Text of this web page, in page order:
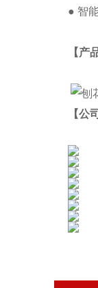
● 智
【产
【公